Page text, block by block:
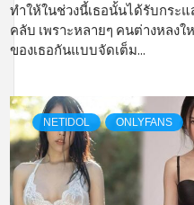
ทำให้ในช่วงนี้เธอนั้นได้รับกระ
คลับ เพราะหลายๆ คนต่างหลงใ
ของเธอกันแบบจัดเต็ม...
NETIDOL ONLYFANS